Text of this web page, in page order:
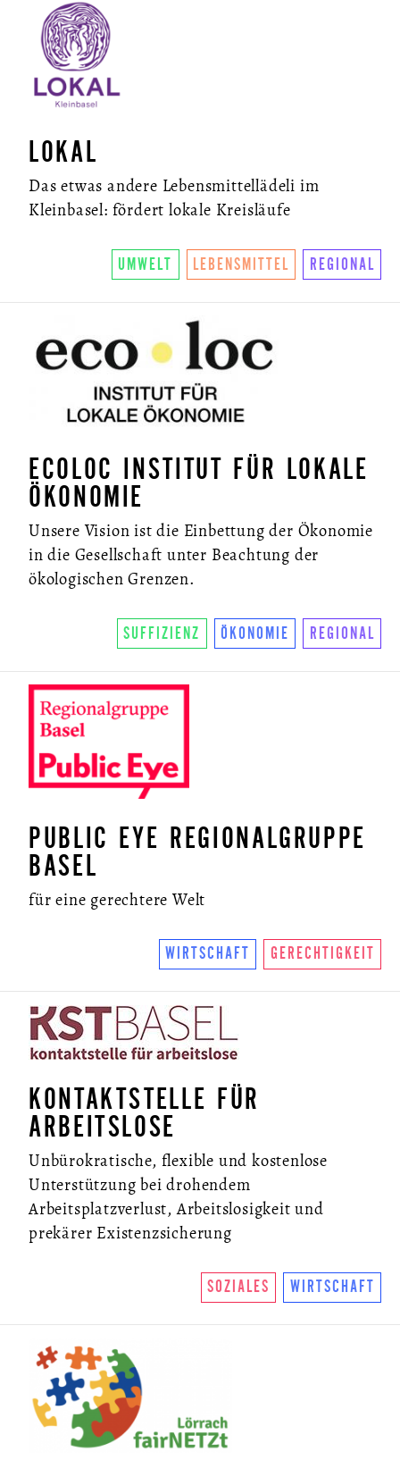
LOKAL
Das etwas andere Lebensmittellädeli im
Kleinbasel: fördert lokale Kreisläufe
UMWELT LEBENSMITTEL REGIONAL
ECOLOC INSTITUT FÜR LOKALE
ÖKONOMIE
Unsere Vision ist die Einbettung der Ökonomie
in die Gesellschaft unter Beachtung der
ökologischen Grenzen.
SUFFIZIENZ ÖKONOMIE REGIONAL
PUBLIC EYE REGIONALGRUPPE
BASEL
für eine gerechtere Welt
WIRTSCHAFT GERECHTIGKEIT
KONTAKTSTELLE FÜR
ARBEITSLOSE
Unbürokratische, flexible und kostenlose
Unterstützung bei drohendem
Arbeitsplatzverlust, Arbeitslosigkeit und
prekärer Existenzsicherung
SOZIALES WIRTSCHAFT